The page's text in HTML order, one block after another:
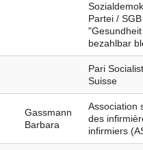
Partei /
bezahlbar
Pari
Suisse
Gassmann
Barbara
Association
des
infirmiers